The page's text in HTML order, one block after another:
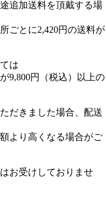
追加送料を頂戴する場
ごとに2,420円の送料が
は
9,800円（税込）以上の
だきました場合、配送
より高くなる場合がご
お受けしておりませ